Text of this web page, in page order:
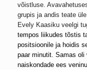
võistluse.
grupis ja andis teate
Evely Kaasiku veelgi
tempos liikudes tõstis
positsioonile ja hoidis
paar minutit. Samas
naiskondade ees